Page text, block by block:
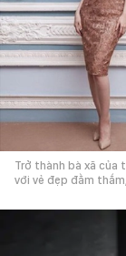
Trở thành bà xã của
với vẻ đẹp đằm